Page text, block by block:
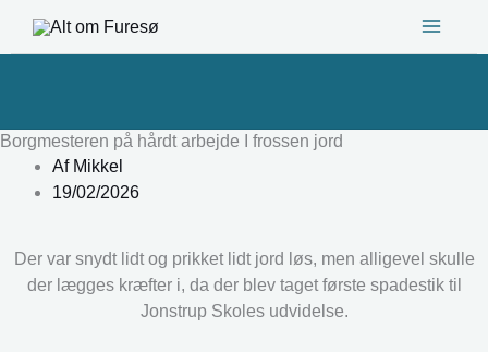
Borgmesteren på hårdt arbejde I frossen jord
AfMikkel
19/02/2026
Der var snydt lidt og prikket lidt jord løs, men alligevel skulle
der lægges kræfter i, da der blev taget første spadestik til
Jonstrup Skoles udvidelse.